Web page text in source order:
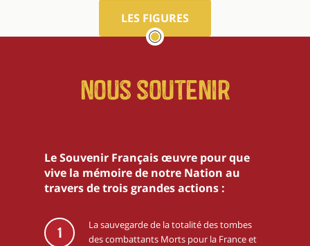
LES FIGURES
Nous soutenir
Le Souvenir Français œuvre pour que
vive la mémoire de notre Nation au
travers de trois grandes actions :
1
La sauvegarde de la totalité des tombes
des combattants Morts pour la France et